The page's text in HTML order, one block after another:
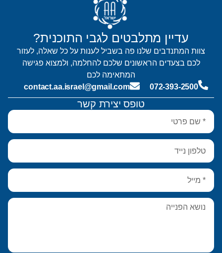
טופס יצירת קשר
עדיין מתלבטים לגבי התוכנית?
צוות המתנדבים שלנו פה בשביל לענות על כל שאלה, לעזור
לכם בצעדים הראשונים שלכם להחלמה, ולמצוא פגישה
המתאימה לכם
072-393-2500
contact.aa.israel@gmail.com